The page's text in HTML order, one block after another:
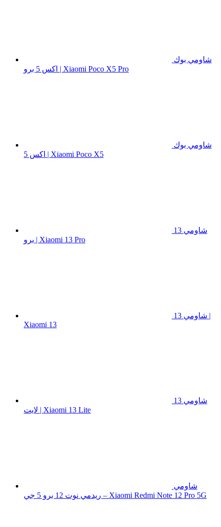
شاومي بوك
اكس 5 برو | Xiaomi Poco X5 Pro
شاومي بوك
اكس 5 | Xiaomi Poco X5
شاومي 13
برو | Xiaomi 13 Pro
شاومي 13 |
Xiaomi 13
شاومي 13
لايت | Xiaomi 13 Lite
شاومي
ريدمي نوت 12 برو 5 جي – Xiaomi Redmi Note 12 Pro 5G